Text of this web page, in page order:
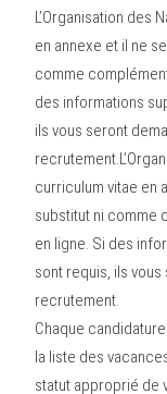
L’Organisation des
en annexe et il ne
comme
des informations
ils vous seront
curriculum vitae en
substitut ni comme
en ligne. Si des
sont requis, ils
recrutement.
Chaque
la liste des
statut approprié de